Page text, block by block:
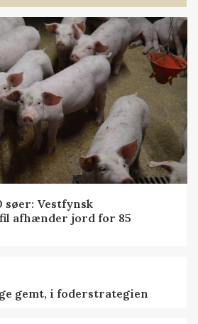
søer: Vestfynsk
afhænder jord for 85
gemt, i foderstrategien